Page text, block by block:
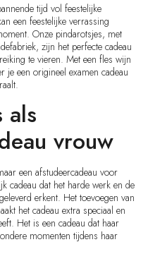
tijd vol feestelijke
een feestelijke verrassing
Onze pindarotsjes, met
zijn het perfecte cadeau
te vieren. Met een fles wijn
je een origineel examen cadeau
als
vrouw
een afstudeercadeau voor
cadeau dat het harde werk en de
erkent. Het toevoegen van
het cadeau extra speciaal en
Het is een cadeau dat haar
momenten tijdens haar